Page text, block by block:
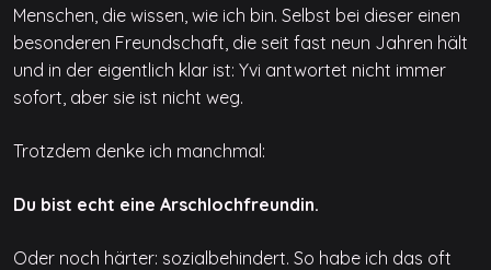
Menschen, die wissen, wie ich bin. Selbst bei dieser einen
besonderen Freundschaft, die seit fast neun Jahren hält
und in der eigentlich klar ist: Yvi antwortet nicht immer
sofort, aber sie ist nicht weg.
Trotzdem denke ich manchmal:
Du bist echt eine Arschlochfreundin.
Oder noch härter: sozialbehindert. So habe ich das oft